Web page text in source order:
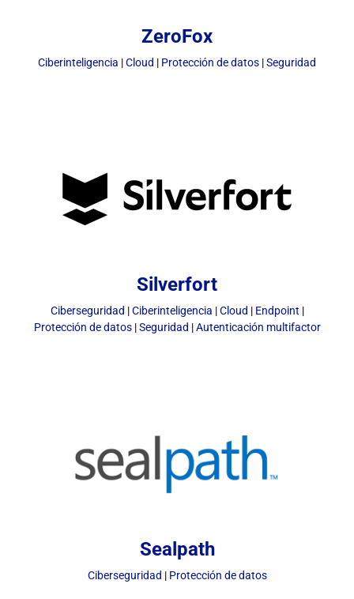
ZeroFox
Ciberinteligencia |Cloud | Protección de datos |Seguridad
Silverfort
Ciberseguridad |Ciberinteligencia |Cloud | Endpoint |
Protección de datos|Seguridad |Autenticación multifactor
Sealpath
Ciberseguridad | Protección de datos